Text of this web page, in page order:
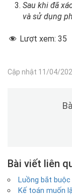
Sau khi đã
và sử dụng
Lượt xem: 35
Cập nhật 11/04/
Bài viết liên
Luồng bắt
Kế toán muốn